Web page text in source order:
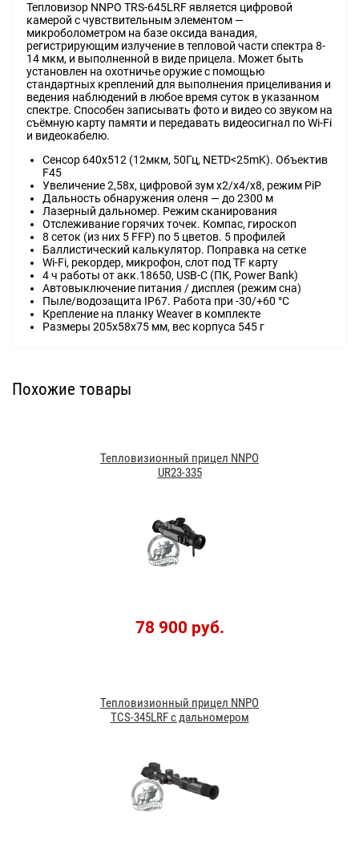
Тепловизор NNPO TRS-645LRF является цифровой
камерой с чувствительным элементом —
микроболометром на базе оксида ванадия,
регистрирующим излучение в тепловой части спектра 8-
14 мкм, и выполненной в виде прицела. Может быть
установлен на охотничье оружие с помощью
стандартных креплений для выполнения прицеливания и
ведения наблюдений в любое время суток в указанном
спектре. Способен записывать фото и видео со звуком на
съёмную карту памяти и передавать видеосигнал по Wi-Fi
и видеокабелю.
Сенсор 640x512 (12мкм, 50Гц, NETD<25mK). Объектив
F45
Увеличение 2,58x, цифровой зум x2/x4/x8, режим PiP
Дальность обнаружения оленя — до 2300 м
Лазерный дальномер. Режим сканирования
Отслеживание горячих точек. Компас, гироскоп
8 сеток (из них 5 FFP) по 5 цветов. 5 профилей
Баллистический калькулятор. Поправка на сетке
Wi-Fi, рекордер, микрофон, слот под TF карту
4 ч работы от акк.18650, USB-C (ПК, Power Bank)
Автовыключение питания / дисплея (режим сна)
Пыле/водозащита IP67. Работа при -30/+60 °C
Крепление на планку Weaver в комплекте
Размеры 205x58x75 мм, вес корпуса 545 г
Похожие товары
Тепловизионный прицел NNPO
UR23-335
78 900 руб.
Тепловизионный прицел NNPO
TСS-345LRF с дальномером